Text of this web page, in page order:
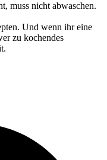
muss nicht abwaschen.
Und wenn ihr eine
zu kochendes